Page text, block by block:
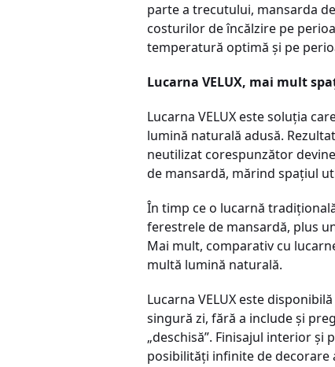
parte a trecutului, mansarda
costurilor de încălzire pe
temperatură optimă și pe
Lucarna VELUX, mai mult
Lucarna VELUX este soluția
lumină naturală adusă.
neutilizat corespunzător
de mansardă, mărind spațiul
În timp ce o lucarnă
ferestrele de mansardă, plus
Mai mult, comparativ cu
multă lumină naturală.
Lucarna VELUX este
singură zi, fără a include și
„deschisă”. Finisajul interior
posibilități infinite de decorare